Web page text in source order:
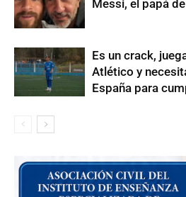
Messi, el papá
Es un crack,
Atlético y
España para